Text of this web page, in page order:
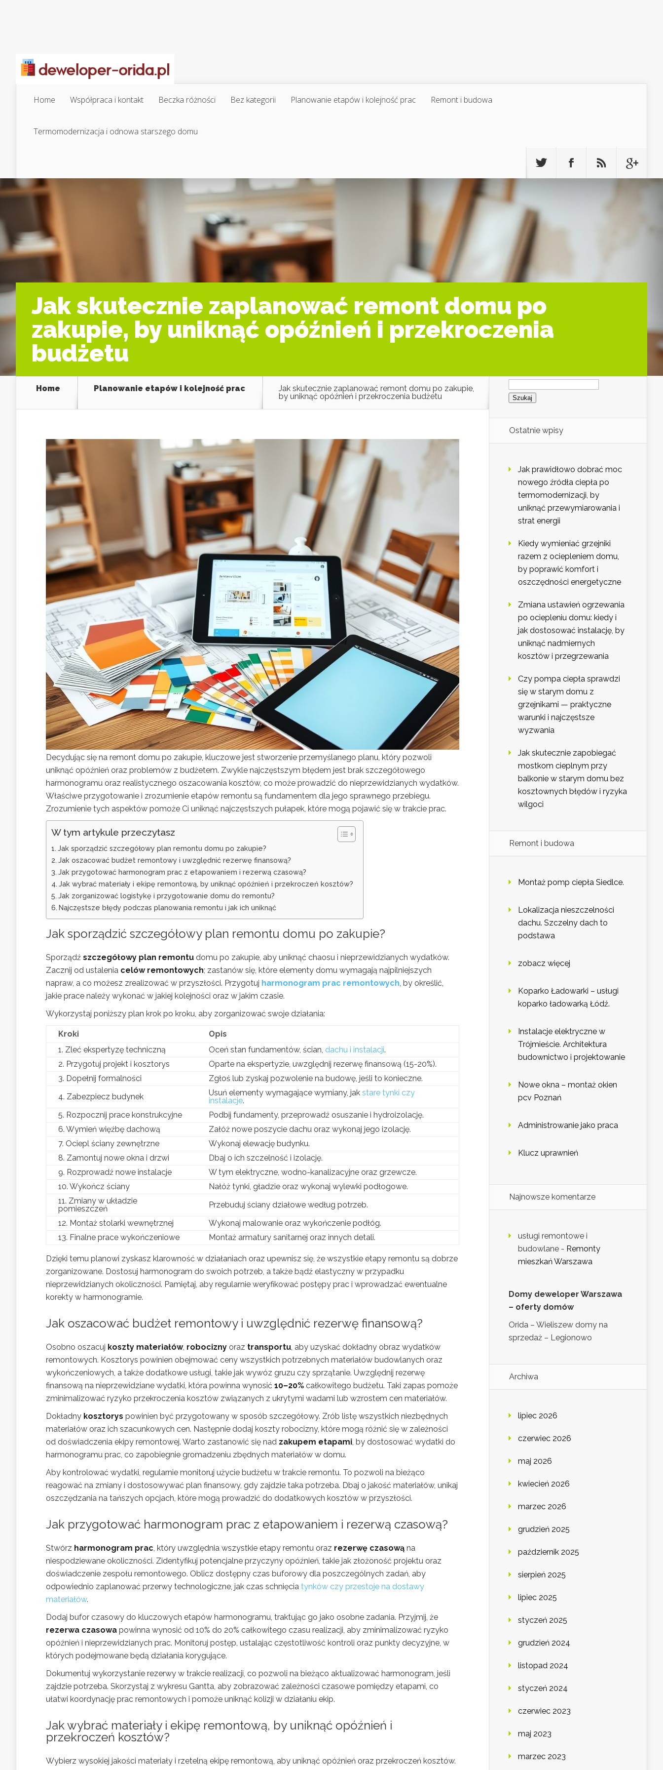
Home Współpraca i kontakt Beczka różności Bez kategorii Planowanie etapów i kolejność prac Remont i budowa
Termomodernizacja i odnowa starszego domu
Jak skutecznie zaplanować remont domu po
zakupie, by uniknąć opóźnień i przekroczenia
budżetu
Home Planowanie etapów i kolejność prac
Jak skutecznie zaplanować remont domu po zakupie,
by uniknąć opóźnień i przekroczenia budżetu
Decydując się na remont domu po zakupie, kluczowe jest stworzenie przemyślanego planu, który pozwoli
uniknąć opóźnień oraz problemów z budżetem. Zwykle najczęstszym błędem jest brak szczegółowego
harmonogramu oraz realistycznego oszacowania kosztów, co może prowadzić do nieprzewidzianych wydatków.
Właściwe przygotowanie i zrozumienie etapów remontu są fundamentem dla jego sprawnego przebiegu.
Zrozumienie tych aspektów pomoże Ci uniknąć najczęstszych pułapek, które mogą pojawić się w trakcie prac.
W tym artykule przeczytasz
Jak sporządzić szczegółowy plan remontu domu po zakupie?
Jak oszacować budżet remontowy i uwzględnić rezerwę finansową?
Jak przygotować harmonogram prac z etapowaniem i rezerwą czasową?
Jak wybrać materiały i ekipę remontową, by uniknąć opóźnień i przekroczeń kosztów?
Jak zorganizować logistykę i przygotowanie domu do remontu?
Najczęstsze błędy podczas planowania remontu i jak ich uniknąć
Jak sporządzić szczegółowy plan remontu domu po zakupie?
Sporządź szczegółowy plan remontu domu po zakupie, aby uniknąć chaosu i nieprzewidzianych wydatków.
Zacznij od ustalenia celów remontowych; zastanów się, które elementy domu wymagają najpilniejszych
napraw, a co możesz zrealizować w przyszłości. Przygotuj harmonogram prac remontowych , by określić,
jakie prace należy wykonać w jakiej kolejności oraz w jakim czasie.
Wykorzystaj poniższy plan krok po kroku, aby zorganizować swoje działania:
Kroki
Opis
1. Zleć ekspertyzę techniczną
Oceń stan fundamentów, ścian, dachu i instalacji.
2. Przygotuj projekt i kosztorys
Oparte na ekspertyzie, uwzględnij rezerwę finansową (15-20%).
3. Dopełnij formalności
Zgłoś lub zyskaj pozwolenie na budowę, jeśli to konieczne.
4. Zabezpiecz budynek
Usuń elementy wymagające wymiany, jak stare tynki czy
instalacje.
5. Rozpocznij prace konstrukcyjne
Podbij fundamenty, przeprowadź osuszanie i hydroizolację.
6. Wymień więźbę dachową
Załóż nowe poszycie dachu oraz wykonaj jego izolację.
7. Ociepl ściany zewnętrzne
Wykonaj elewację budynku.
8. Zamontuj nowe okna i drzwi
Dbaj o ich szczelność i izolację.
9. Rozprowadź nowe instalacje
W tym elektryczne, wodno-kanalizacyjne oraz grzewcze.
10. Wykończ ściany
Nałóż tynki, gładzie oraz wykonaj wylewki podłogowe.
11. Zmiany w układzie
pomieszczeń
Przebuduj ściany działowe według potrzeb.
12. Montaż stolarki wewnętrznej
Wykonaj malowanie oraz wykończenie podłóg.
13. Finalne prace wykończeniowe
Montaż armatury sanitarnej oraz innych detali.
Dzięki temu planowi zyskasz klarowność w działaniach oraz upewnisz się, że wszystkie etapy remontu są dobrze
zorganizowane. Dostosuj harmonogram do swoich potrzeb, a także bądź elastyczny w przypadku
nieprzewidzianych okoliczności. Pamiętaj, aby regularnie weryfikować postępy prac i wprowadzać ewentualne
korekty w harmonogramie.
Jak oszacować budżet remontowy i uwzględnić rezerwę finansową?
Osobno oszacuj koszty materiałów, robocizny oraz transportu , aby uzyskać dokładny obraz wydatków
remontowych. Kosztorys powinien obejmować ceny wszystkich potrzebnych materiałów budowlanych oraz
wykończeniowych, a także dodatkowe usługi, takie jak wywóz gruzu czy sprzątanie. Uwzględnij rezerwę
finansową na nieprzewidziane wydatki, która powinna wynosić 10–20% całkowitego budżetu. Taki zapas pomoże
zminimalizować ryzyko przekroczenia kosztów związanych z ukrytymi wadami lub wzrostem cen materiałów.
Dokładny kosztorys powinien być przygotowany w sposób szczegółowy. Zrób listę wszystkich niezbędnych
materiałów oraz ich szacunkowych cen. Następnie dodaj koszty robocizny, które mogą różnić się w zależności
od doświadczenia ekipy remontowej. Warto zastanowić się nad zakupem etapami , by dostosować wydatki do
harmonogramu prac, co zapobiegnie gromadzeniu zbędnych materiałów w domu.
Aby kontrolować wydatki, regularnie monitoruj użycie budżetu w trakcie remontu. To pozwoli na bieżąco
reagować na zmiany i dostosowywać plan finansowy, gdy zajdzie taka potrzeba. Dbaj o jakość materiałów, unikaj
oszczędzania na tańszych opcjach, które mogą prowadzić do dodatkowych kosztów w przyszłości.
Jak przygotować harmonogram prac z etapowaniem i rezerwą czasową?
Stwórz harmonogram prac , który uwzględnia wszystkie etapy remontu oraz rezerwę czasową na
niespodziewane okoliczności. Zidentyfikuj potencjalne przyczyny opóźnień, takie jak złożoność projektu oraz
doświadczenie zespołu remontowego. Oblicz dostępny czas buforowy dla poszczególnych zadań, aby
odpowiednio zaplanować przerwy technologiczne, jak czas schnięcia tynków czy przestoje na dostawy
materiałów.
Dodaj bufor czasowy do kluczowych etapów harmonogramu, traktując go jako osobne zadania. Przyjmij, że
rezerwa czasowa powinna wynosić od 10% do 20% całkowitego czasu realizacji, aby zminimalizować ryzyko
opóźnień i nieprzewidzianych prac. Monitoruj postęp, ustalając częstotliwość kontroli oraz punkty decyzyjne, w
których podejmowane będą działania korygujące.
Dokumentuj wykorzystanie rezerwy w trakcie realizacji, co pozwoli na bieżąco aktualizować harmonogram, jeśli
zajdzie potrzeba. Skorzystaj z wykresu Gantta, aby zobrazować zależności czasowe pomiędzy etapami, co
ułatwi koordynację prac remontowych i pomoże uniknąć kolizji w działaniu ekip.
Jak wybrać materiały i ekipę remontową, by uniknąć opóźnień i
przekroczeń kosztów?
Wybierz wysokiej jakości materiały i rzetelną ekipę remontową, aby uniknąć opóźnień oraz przekroczeń kosztów.
Szukaj:
Ostatnie wpisy
Jak prawidłowo dobrać moc
nowego źródła ciepła po
termomodernizacji, by
uniknąć przewymiarowania i
strat energii
Kiedy wymieniać grzejniki
razem z ociepleniem domu,
by poprawić komfort i
oszczędności energetyczne
Zmiana ustawień ogrzewania
po ociepleniu domu: kiedy i
jak dostosować instalację, by
uniknąć nadmiernych
kosztów i przegrzewania
Czy pompa ciepła sprawdzi
się w starym domu z
grzejnikami — praktyczne
warunki i najczęstsze
wyzwania
Jak skutecznie zapobiegać
mostkom cieplnym przy
balkonie w starym domu bez
kosztownych błędów i ryzyka
wilgoci
Remont i budowa
Montaż pomp ciepła Siedlce.
Lokalizacja nieszczelności
dachu. Szczelny dach to
podstawa
zobacz więcej
Koparko Ładowarki – usługi
koparko ładowarką Łódź.
Instalacje elektryczne w
Trójmieście. Architektura
budownictwo i projektowanie
Nowe okna – montaż okien
pcv Poznań
Administrowanie jako praca
Klucz uprawnień
Najnowsze komentarze
usługi remontowe i
budowlane - Remonty
mieszkań Warszawa
Domy deweloper Warszawa
– oferty domów
Orida – Wieliszew domy na
sprzedaż – Legionowo
Archiwa
lipiec 2026
czerwiec 2026
maj 2026
kwiecień 2026
marzec 2026
grudzień 2025
październik 2025
sierpień 2025
lipiec 2025
styczeń 2025
grudzień 2024
listopad 2024
styczeń 2024
czerwiec 2023
maj 2023
marzec 2023